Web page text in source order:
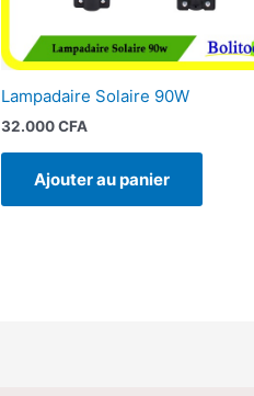
Lampadaire Solaire 90W
32.000CFA
Ajouter au panier